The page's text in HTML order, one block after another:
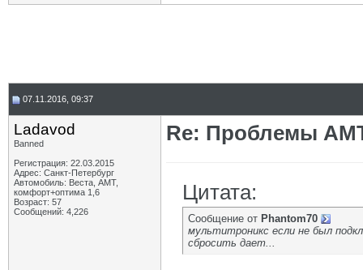
07.11.2016, 09:37
Ladavod
Banned
Регистрация: 22.03.2015
Адрес: Санкт-Петербург
Автомобиль: Веста, АМТ,
комфорт+оптима 1,6
Возраст: 57
Сообщений: 4,226
Re: Проблемы
Цитата:
Сообщение от Phantom70
мультитроникс если не был
сбросить дает...